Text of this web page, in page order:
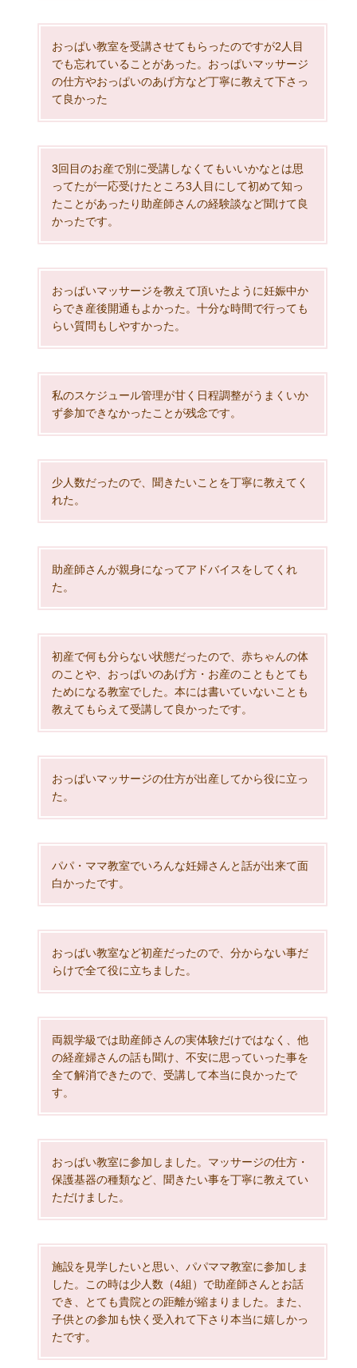
おっぱい教室を受講させてもらったのですが2人目
でも忘れていることがあった。おっぱいマッサージ
の仕方やおっぱいのあげ方など丁寧に教えて下さっ
て良かった
3回目のお産で別に受講しなくてもいいかなとは思
ってたが一応受けたところ3人目にして初めて知っ
たことがあったり助産師さんの経験談など聞けて良
かったです。
おっぱいマッサージを教えて頂いたように妊娠中か
らでき産後開通もよかった。十分な時間で行っても
らい質問もしやすかった。
私のスケジュール管理が甘く日程調整がうまくいか
ず参加できなかったことが残念です。
少人数だったので、聞きたいことを丁寧に教えてく
れた。
助産師さんが親身になってアドバイスをしてくれ
た。
初産で何も分らない状態だったので、赤ちゃんの体
のことや、おっぱいのあげ方・お産のこともとても
ためになる教室でした。本には書いていないことも
教えてもらえて受講して良かったです。
おっぱいマッサージの仕方が出産してから役に立っ
た。
パパ・ママ教室でいろんな妊婦さんと話が出来て面
白かったです。
おっぱい教室など初産だったので、分からない事だ
らけで全て役に立ちました。
両親学級では助産師さんの実体験だけではなく、他
の経産婦さんの話も聞け、不安に思っていった事を
全て解消できたので、受講して本当に良かったで
す。
おっぱい教室に参加しました。マッサージの仕方・
保護基器の種類など、聞きたい事を丁寧に教えてい
ただけました。
施設を見学したいと思い、パパママ教室に参加しま
した。この時は少人数（4組）で助産師さんとお話
でき、とても貴院との距離が縮まりました。また、
子供との参加も快く受入れて下さり本当に嬉しかっ
たです。